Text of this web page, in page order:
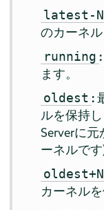
latest-N
のカーネル
running :
ます。
oldest :
ルを保持
Serverに元
ーネルです)
oldest+N
カーネルを